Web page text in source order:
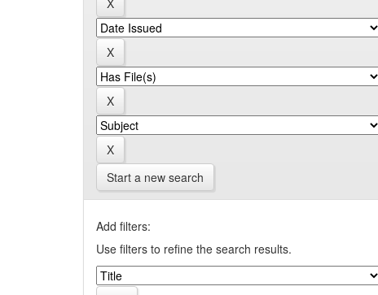
Start a new search
Add filters:
Use filters to refine the search results.